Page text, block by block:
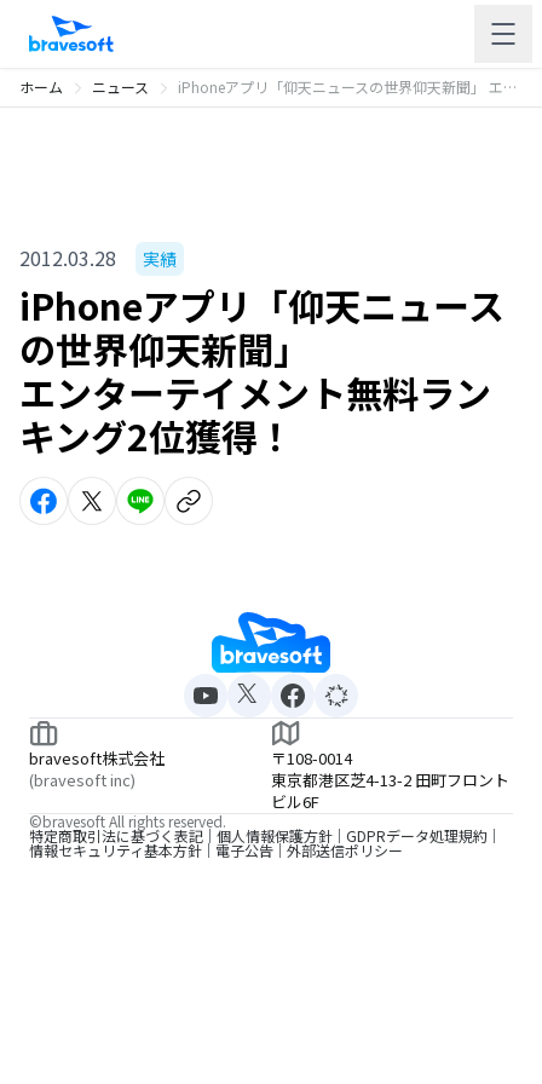
ホーム ニュース iPhoneアプリ「仰天ニュースの世界仰天新聞」 エンターテイメント無料ランキング2位獲得！
2012.03.28 実績
iPhoneアプリ「仰天ニュース
の世界仰天新聞」
エンターテイメント無料ラン
キング2位獲得！
bravesoft株式会社
(bravesoft inc)
〒108-0014
東京都港区芝4-13-2 田町フロント
ビル6F
特定商取引法に基づく表記 個人情報保護方針 GDPRデータ処理規約
情報セキュリティ基本方針 電子公告 外部送信ポリシー
©bravesoft All rights reserved.